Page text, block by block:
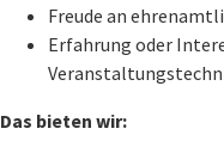
Freude an
Erfahrung oder
Das bieten wir: